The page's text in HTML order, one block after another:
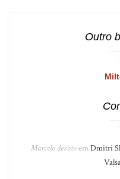
Outro
Marcelo devotoem Dmitri